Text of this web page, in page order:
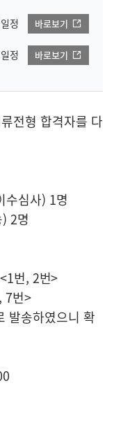
정
바로보기
정
바로보기
전형 합격자를 다
수심사) 1명
2명
번, 2번>
7번>
발송하였으니 확